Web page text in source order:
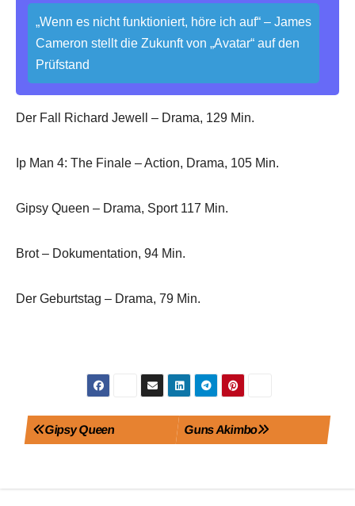
„Wenn es nicht funktioniert, höre ich auf“ – James
Cameron stellt die Zukunft von „Avatar“ auf den
Prüfstand
Der Fall Richard Jewell – Drama, 129 Min.
Ip Man 4: The Finale – Action, Drama, 105 Min.
Gipsy Queen – Drama, Sport 117 Min.
Brot – Dokumentation, 94 Min.
Der Geburtstag – Drama, 79 Min.
Beitragsnavigation
Guns Akimbo
Gipsy Queen